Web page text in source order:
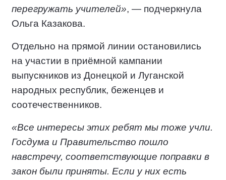
перегружать учителей», — подчеркнула
Ольга Казакова.
Отдельно на прямой линии остановились
на участии в приёмной кампании
выпускников из Донецкой и Луганской
народных республик, беженцев и
соотечественников.
«Все интересы этих ребят мы тоже учли.
Госдума и Правительство пошло
навстречу, соответствующие поправки в
закон были приняты. Если у них есть